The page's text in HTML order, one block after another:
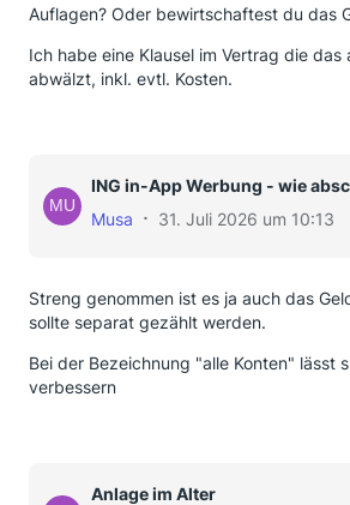
Auflagen? Oder bewirtschaftest du das
Ich habe eine Klausel im Vertrag die das
abwälzt, inkl. evtl. Kosten.
ING in-App Werbung - wie
Musa
31. Juli 2026 um 10:13
Streng genommen ist es ja auch das
sollte separat gezählt werden.
Bei der Bezeichnung "alle Konten" lässt
verbessern
Anlage im Alter